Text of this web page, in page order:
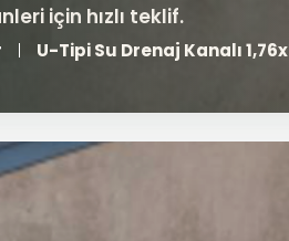
U-Tipi Su Drenaj Kanalı